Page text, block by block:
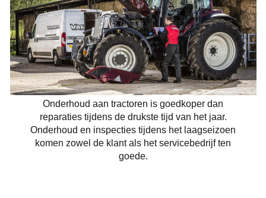
Onderhoud aan tractoren is goedkoper dan
reparaties tijdens de drukste tijd van het jaar.
Onderhoud en inspecties tijdens het laagseizoen
komen zowel de klant als het servicebedrijf ten
goede.